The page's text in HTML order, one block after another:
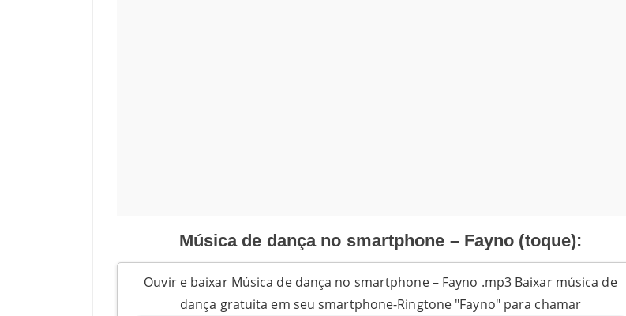
Música de dança no smartphone – Fayno (toque):
Ouvir e baixar Música de dança no smartphone – Fayno .mp3 Baixar música de
dança gratuita em seu smartphone-Ringtone "Fayno" para chamar